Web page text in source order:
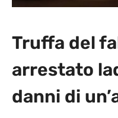
Truffa del
arrestato
danni di